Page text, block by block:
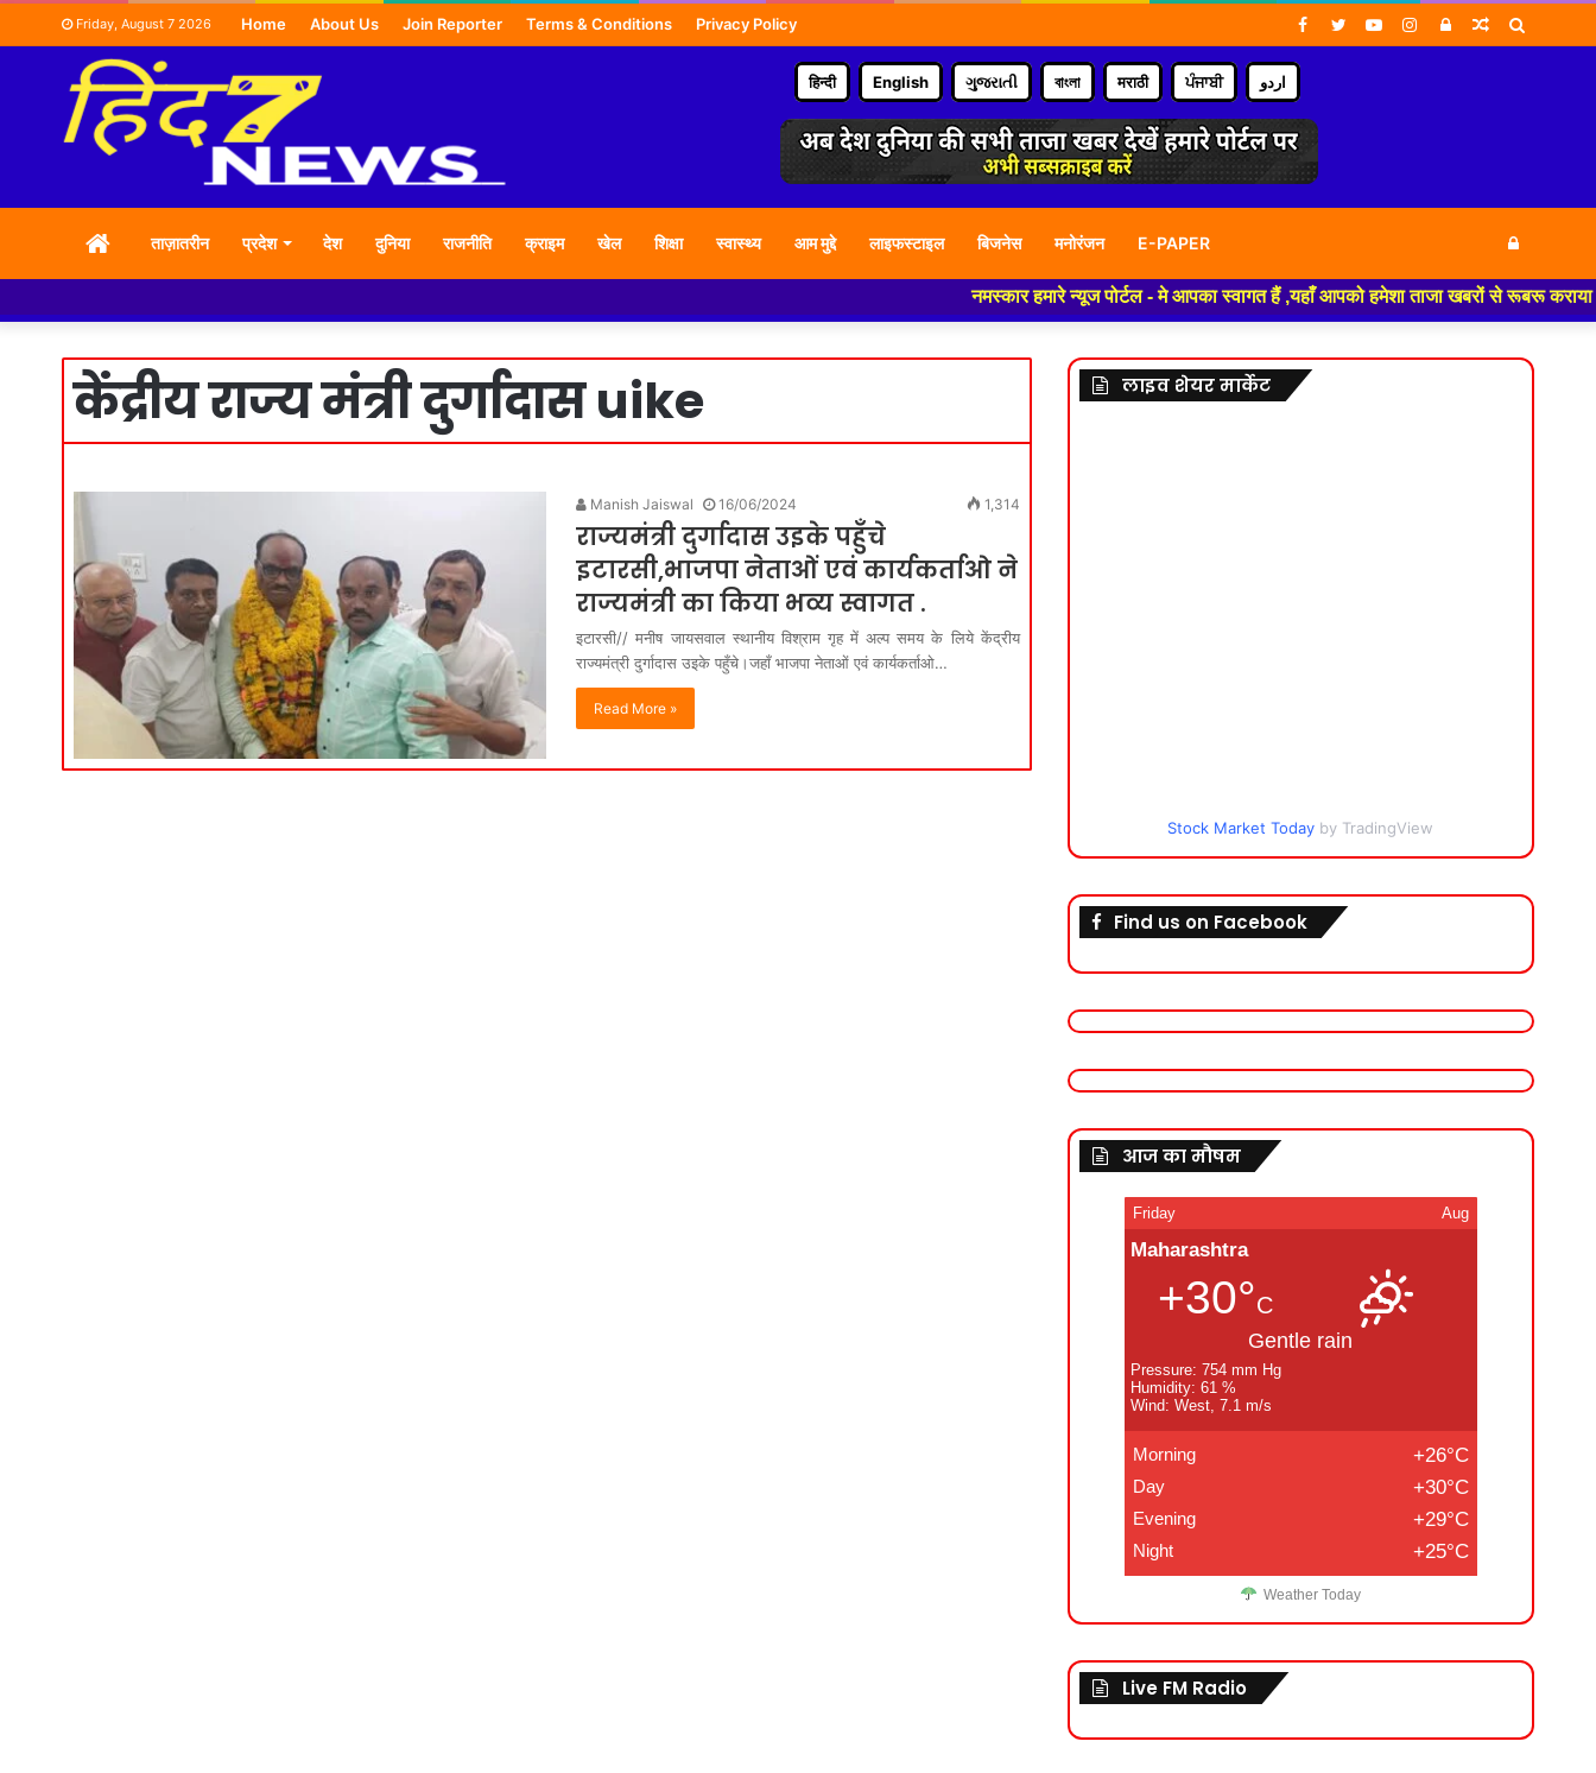
Friday, August 7 2026 Home About Us Join Reporter Terms & Conditions Privacy Policy Random
Log
Instagram
YouTube
Twitter
Facebook
हिन्दी English ગુજરાતી বাংলা मराठी ਪੰਜਾਬੀ اردو
HOMEताज़ातरीन प्रदेश देश दुनिया राजनीति क्राइम खेल शिक्षा स्वास्थ्य आम मुद्दे लाइफस्टाइल बिजनेस मनोरंजन E-PAPER Log
In
नमस्कार हमारे न्यूज पोर्टल - मे आपका स्वागत हैं ,यहाँ आपको हमेशा ताजा खबरों से रूबरू कराया
केंद्रीय राज्य मंत्री दुर्गादास uike
Manish Jaiswal 16/06/2024 1,314
राज्यमंत्री दुर्गादास उइके पहुँचे
इटारसी,भाजपा नेताओं एवं कार्यकर्ताओ ने
राज्यमंत्री का किया भव्य स्वागत .
इटारसी// मनीष जायसवाल स्थानीय विश्राम गृह में अल्प समय के लिये केंद्रीय
राज्यमंत्री दुर्गादास उइके पहुँचे।जहाँ भाजपा नेताओं एवं कार्यकर्ताओ…
Read More »
लाइव शेयर मार्केट
Stock Market Today by TradingView
Find us on Facebook
आज का मौषम
Friday Aug
Maharashtra
+30°C
Gentle rain
Pressure: 754 mm Hg
Humidity: 61 %
Wind: West, 7.1 m/s
Morning +26°C
Day +30°C
Evening +29°C
Night +25°C
Weather Today
Live FM Radio